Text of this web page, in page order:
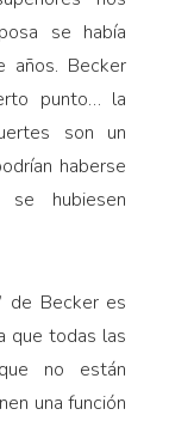
se había
años. Becker
punto… la
son un
haberse
hubiesen
de Becker es
que todas las
no están
una función